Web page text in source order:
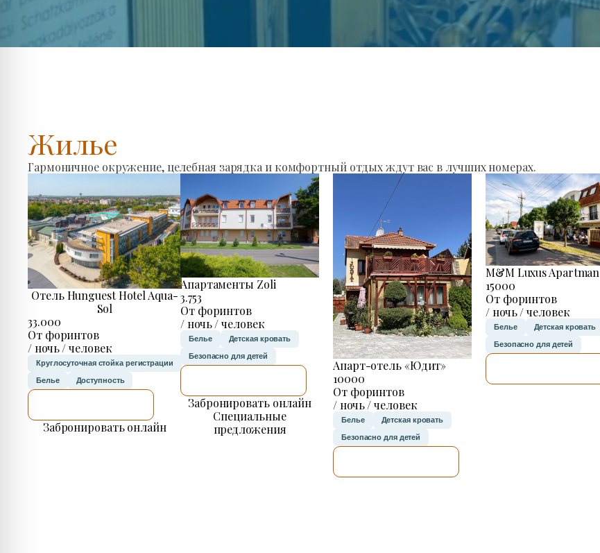
Жилье
Гармоничное окружение, целебная зарядка и комфортный отдых ждут вас в лучших номерах.
Отель Hunguest Hotel Aqua-
Sol
33.000
От форинтов
/ ночь / человек
Круглосуточная стойка регистрации
Белье Доступность
Забронировать онлайн
Апартаменты Zoli
3.753
От форинтов
/ ночь / человек
Белье Детская кровать
Безопасно для детей
Забронировать онлайн
Специальные
предложения
Апарт-отель «Юдит»
10000
От форинтов
/ ночь / человек
Белье Детская кровать
Безопасно для детей
M&M Luxus Apartman
15000
От форинтов
/ ночь / человек
Белье Детская кровать
Безопасно для детей